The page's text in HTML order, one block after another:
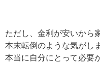
ただし、金利が安いから
本末転倒のような気がし
本当に自分にとって必要